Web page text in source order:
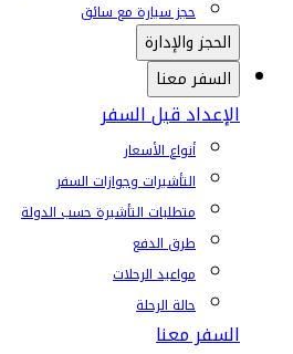
حجز سيارة مع سائق
الحجز والإدارة
السفر معنا
الإعداد قبل السفر
أنواع الأسعار
التأشيرات وجوازات السفر
متطلبات التأشيرة حسب الدولة
طرق الدفع
مواعيد الرحلات
حالة الرحلة
السفر معنا